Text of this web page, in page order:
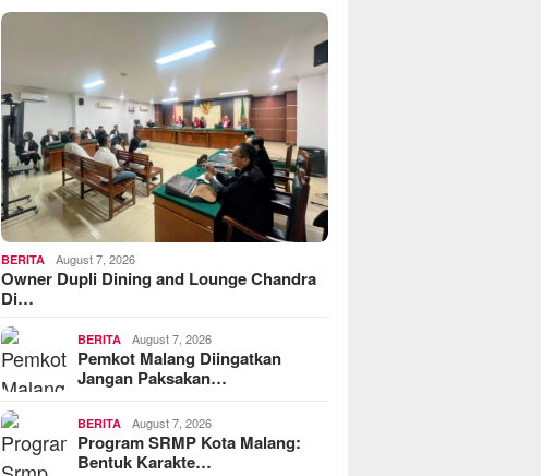
BERITA August 7, 2026
Owner Dupli Dining and Lounge Chandra
Di…
BERITA August 7, 2026
Pemkot Malang Diingatkan
Jangan Paksakan…
BERITA August 7, 2026
Program SRMP Kota Malang:
Bentuk Karakte…